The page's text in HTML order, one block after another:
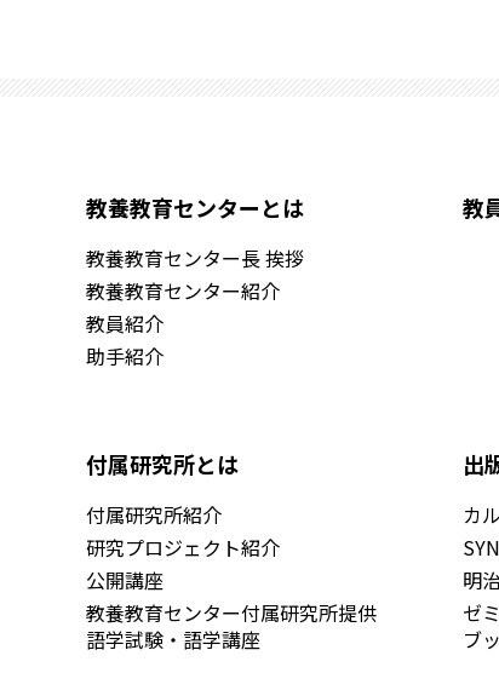
教養教育センターとは
教養教育センター長 挨拶
教養教育センター紹介
教員紹介
助手紹介
教
付属研究所とは
付属研究所紹介
研究プロジェクト紹介
公開講座
教養教育センター付属研究所提供
語学試験・語学講座
出
カ
明
ゼ
ブ